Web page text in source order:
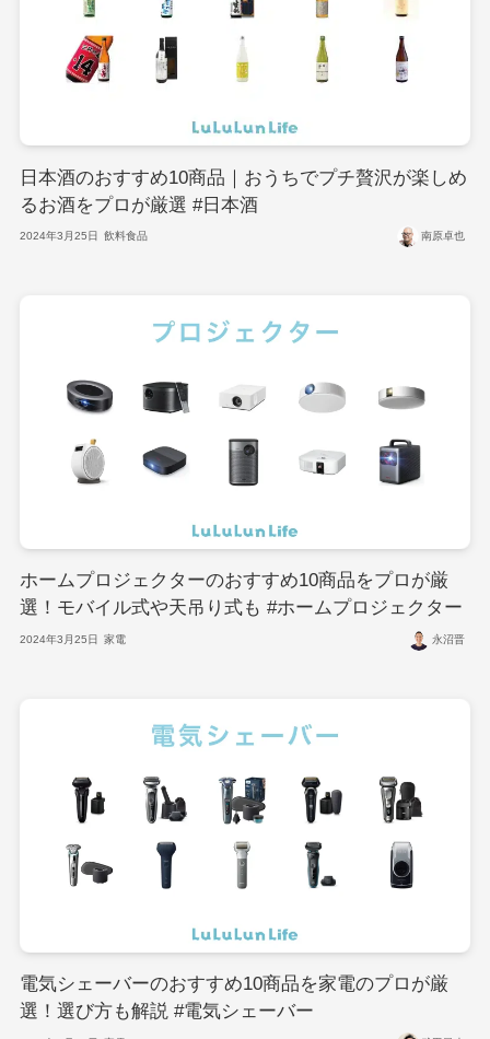
日本酒のおすすめ10商品｜おうちでプチ贅沢が楽しめ
るお酒をプロが厳選 #日本酒
2024年3月25日 飲料食品 南原卓也
ホームプロジェクターのおすすめ10商品をプロが厳
選！モバイル式や天吊り式も #ホームプロジェクター
2024年3月25日 家電 永沼晋
電気シェーバーのおすすめ10商品を家電のプロが厳
選！選び方も解説 #電気シェーバー